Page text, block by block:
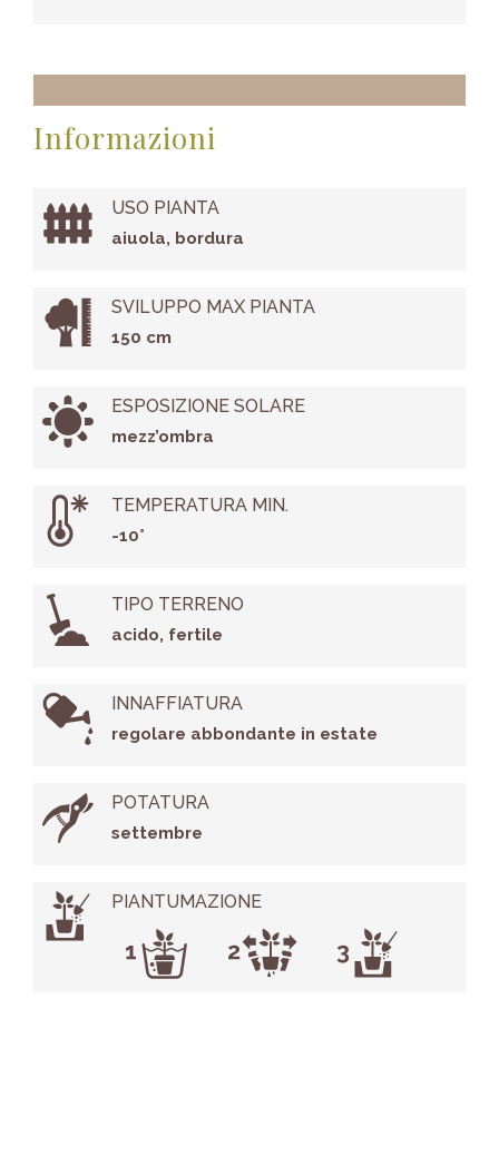
Informazioni
USO PIANTA
aiuola, bordura
SVILUPPO MAX PIANTA
150 cm
ESPOSIZIONE SOLARE
mezz’ombra
TEMPERATURA MIN.
-10°
TIPO TERRENO
acido, fertile
INNAFFIATURA
regolare abbondante in estate
POTATURA
settembre
PIANTUMAZIONE